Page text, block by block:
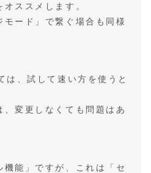
オススメします。
モード」で繋ぐ場合も同様
は、試して速い方を使うと
変更しなくても問題はあ
機能」ですが、これは「セ